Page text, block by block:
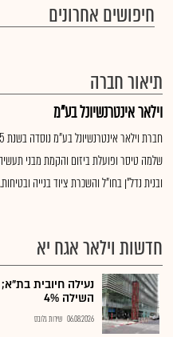
חיפושים אחרונים
תיאור חברה
וילאר אינטרנשיונל בע"מ
שלמה טיסר ופועלת ביזום והקמת מבני תעשיה
ובנית נדל"ן בחו"ל והשכרת ציוד בנייה
חדשות וילאר אגח יא
השילה 4%
06.08.2026 שירות גלובס